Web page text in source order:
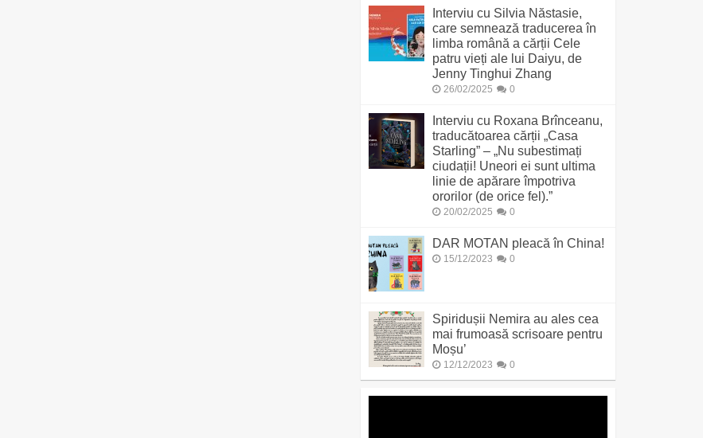
Interviu cu Silvia Năstasie,
care semnează traducerea în
limba română a cărții Cele
patru vieți ale lui Daiyu, de
Jenny Tinghui Zhang
26/02/2025 0
Interviu cu Roxana Brînceanu,
traducătoarea cărții „Casa
Starling” – „Nu subestimați
ciudații! Uneori ei sunt ultima
linie de apărare împotriva
ororilor (de orice fel).”
20/02/2025 0
DAR MOTAN pleacă în China!
15/12/2023 0
Spiridușii Nemira au ales cea
mai frumoasă scrisoare pentru
Moșu’
12/12/2023 0